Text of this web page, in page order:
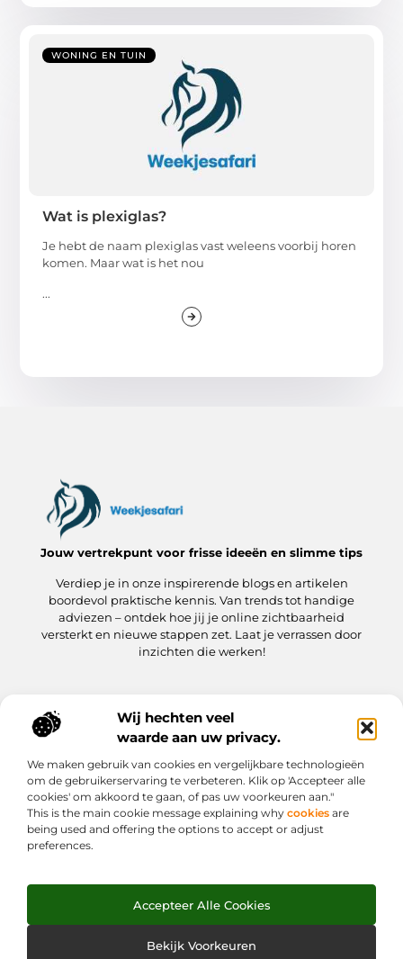
Wij hechten veel
waarde aan uw privacy.
We maken gebruik van cookies en vergelijkbare technologieën
om de gebruikerservaring te verbeteren. Klik op 'Accepteer alle
cookies' om akkoord te gaan, of pas uw voorkeuren aan."
This is the main cookie message explaining why cookies are
being used and offering the options to accept or adjust
preferences.
Accepteer Alle Cookies
Bekijk Voorkeuren
WONING EN TUIN
Wat is plexiglas?
Je hebt de naam plexiglas vast weleens voorbij horen
komen. Maar wat is het nou
...
Jouw vertrekpunt voor frisse ideeën en slimme tips
Verdiep je in onze inspirerende blogs en artikelen
boordevol praktische kennis. Van trends tot handige
adviezen – ontdek hoe jij je online zichtbaarheid
versterkt en nieuwe stappen zet. Laat je verrassen door
inzichten die werken!
Onze informatie
Bericht categorie
Website index Cookiebeleid (EU)
@2025 www.weekjesafari.nl. All Right Reserved.